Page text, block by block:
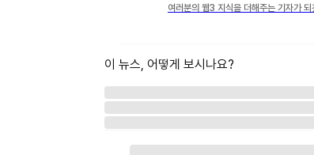
여러분의 웹3 지식을 더해주는 기자
이 뉴스, 어떻게 보시나요?